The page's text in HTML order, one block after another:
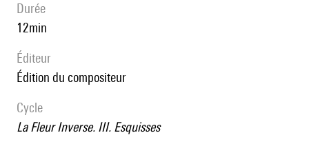
durée
12min
éditeur
édition du compositeur
Cycle
La Fleur Inverse. III. Esquisses